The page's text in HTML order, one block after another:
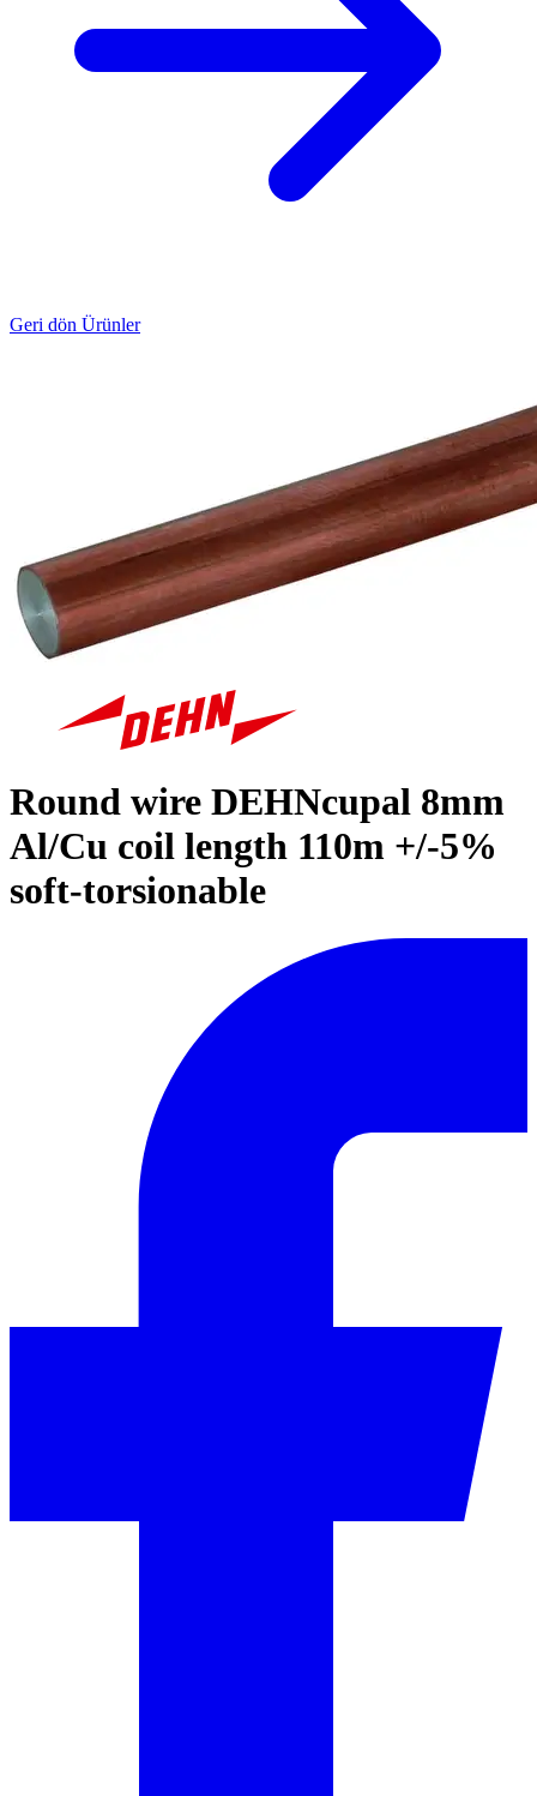
Geri dön Ürünler
Round wire DEHNcupal 8mm
Al/Cu coil length 110m +/-5%
soft-torsionable